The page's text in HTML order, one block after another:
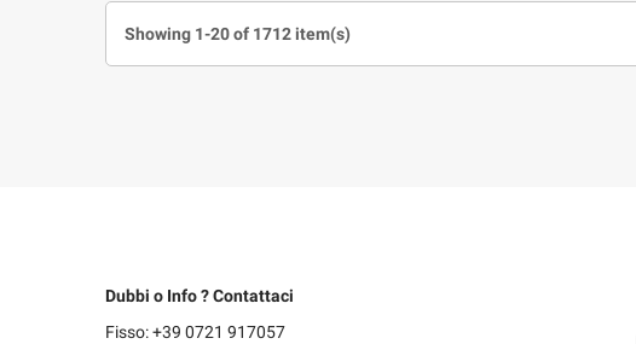
Showing 1-20 of 1712 item(s)
Dubbi o Info ? Contattaci
Fisso: +39 0721 917057